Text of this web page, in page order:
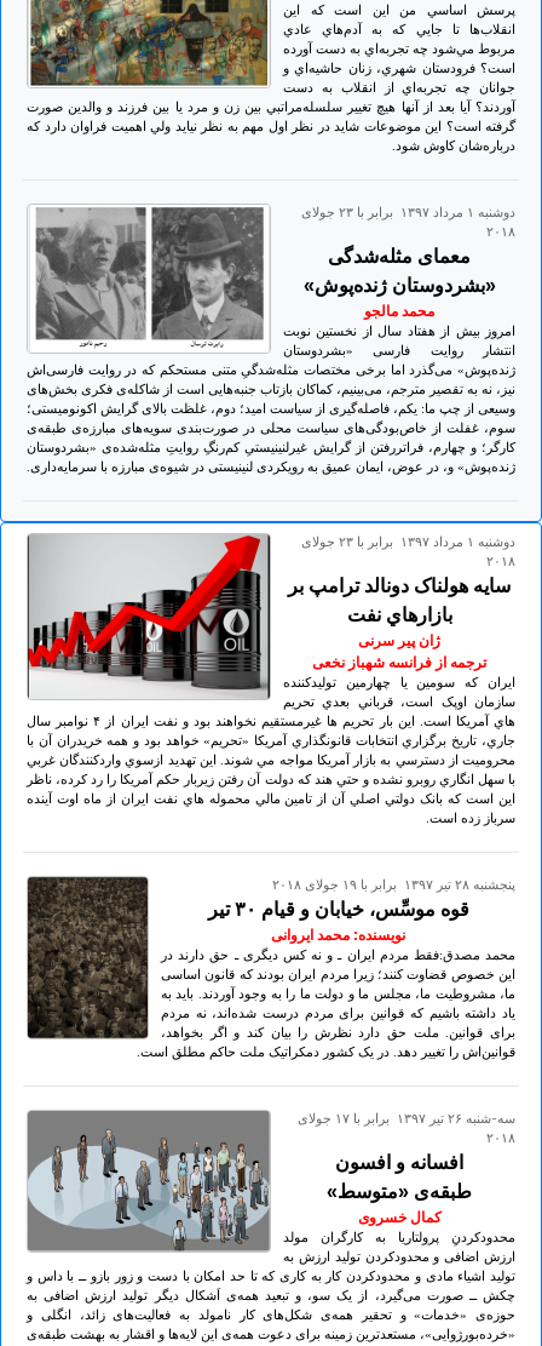
پرسش اساسي من اين است كه اين
انقلاب‌ها تا جايي كه به آدم‌هاي عادي
مربوط مي‌شود چه تجربه‌اي به دست آورده
است؟ فرو‌دستان شهري، زنان حاشيه‌اي و
جوانان چه تجربه‌اي از انقلاب به دست
آوردند؟ آيا بعد از آنها هيچ تغيير سلسله‌مراتبي بين زن و مرد يا بين فرزند و والدين صورت
گرفته است؟ اين موضوعات شايد در نظر اول مهم به نظر نيايد ولي اهمیت فراوان دارد که
درباره‌شان كاوش شود.
دوشنبه ۱ مرداد ۱۳۹۷ برابر با ۲۳ جولای
۲۰۱۸
معمای مثله‌شدگی
«بشردوستان ژنده‌پوش»
محمد مالجو
امروز بیش از هفتاد سال از نخستین نوبت
انتشار روایت فارسی «بشردوستان
ژنده‌پوش» می‌گذرد اما برخی مختصات مثله‌شدگیِ متنی مستحکم که در روایت فارسی‌اش
نیز، نه به تقصیر مترجم، می‌بینیم، کماکان بازتاب جنبه‌هایی است از شاکله‌ی فکری بخش‌های
وسیعی از چپ ما: یکم، فاصله‌گیری از سیاست امید؛ دوم، غلظت بالای گرایش اکونومیستی؛
سوم، غفلت از خاص‌بودگی‌های سیاست محلی در صورت‌بندی سویه‌های مبارزه‌ی طبقه‌ی
کارگر؛ و چهارم، فراتررفتن از گرایش غیرلنینیستیِ کم‌رنگِ روایتِ مثله‌شده‌ی «بشردوستان
ژنده‌پوش» و، در عوض، ایمان عمیق به رویکردی لنینیستی در شیوه‌ی مبارزه با سرمایه‌داری.
دوشنبه ۱ مرداد ۱۳۹۷ برابر با ۲۳ جولای
۲۰۱۸
سايه هولناک دونالد ترامپ بر
بازارهاي نفت
ژان پیر سرنی
ترجمه از فرانسه شهباز نخعی
ايران که سومين يا چهارمين توليدکننده
سازمان اوپک است، قرباني بعدي تحريم
هاي آمريکا است. اين بار تحريم ها غيرمستقيم نخواهند بود و نفت ايران از ۴ نوامبر سال
جاري، تاريخ برگزاري انتخابات قانونگذاري آمريکا «تحريم» خواهد بود و همه خريدران آن با
محروميت از دسترسي به بازار آمريکا مواجه مي شوند. اين تهديد ازسوي واردکنندگان غربي
با سهل انگاري روبرو نشده و حتي هند که دولت آن رفتن زيربار حکم آمريکا را رد کرده، ناظر
اين است که بانک دولتي اصلي آن از تامين مالي محموله هاي نفت ايران از ماه اوت آينده
سرباز زده است.
پنجشنبه ۲۸ تير ۱۳۹۷ برابر با ۱۹ جولای ۲۰۱۸
قوه موسِّس، خیابان و قیام ۳٠ تیر
نویسنده: محمد ایروانی
محمد مصدق:فقط مردم ایران ـ و نه کس دیگری ـ حق دارند در
این خصوص قضاوت کنند؛ زیرا مردم ایران بودند که قانون اساسی
ما، مشروطیت ما، مجلس ما و دولت ما را به وجود آوردند. باید به
یاد داشته باشیم که قوانین برای مردم درست شده‌اند، نه مردم
برای قوانین. ملت حق دارد نظرش را بیان کند و اگر بخواهد،
قوانین‌اش را تغییر دهد. در یک کشور دمکراتیک ملت حاکم مطلق است.
سه-شنبه ۲۶ تير ۱۳۹۷ برابر با ۱۷ جولای
۲۰۱۸
افسانه و افسون
طبقه‌ی «متوسط»
کمال خسروی
محدودکردنِ پرولتاریا به کارگران مولد
ارزش اضافی و محدودکردن تولید ارزش به
تولید اشیاء مادی و محدودکردن کار به کاری که تا حد امکان با دست و زور بازو ــ با داس و
چکش ــ صورت می‌گیرد، از یک سو، و تبعید همه‌ی اَشکال دیگر تولید ارزش اضافی به
حوزه‌ی «خدمات» و تحقیر همه‌ی شکل‌های کار نامولد به فعالیت‌های زائد، انگلی و
«خرده‌بورژوایی»، مستعدترین زمینه برای دعوت همه‌ی این لایه‌ها و اقشار به بهشت طبقه‌ی